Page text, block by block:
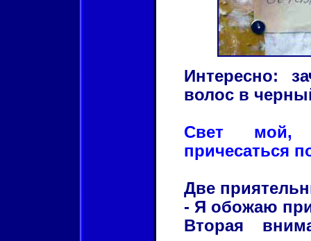
Интересно:
волос в
Свет мой,
причесаться
Две
- Я обожаю
Вторая